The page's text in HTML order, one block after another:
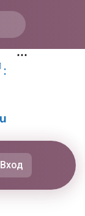
Вход